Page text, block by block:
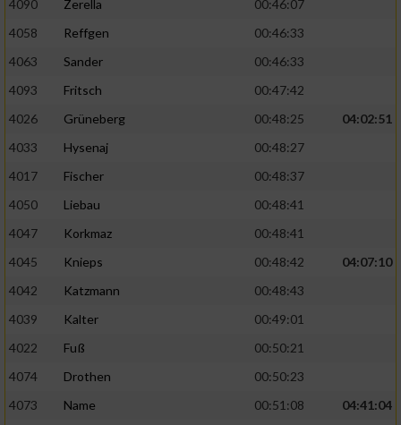
4090 Zerella
00:46:07
4058
Reffgen
00:46:33
4063
Sander
00:46:33
4093
Fritsch
00:47:42
4026
Grüneberg 00:48:25
04:02:51
4033
Hysenaj
00:48:27
4017
Fischer
00:48:37
4050
Liebau
00:48:41
4047
Korkmaz
00:48:41
4045
Knieps 00:48:42
04:07:10
4042
Katzmann
00:48:43
4039
Kalter
00:49:01
4022
Fuß
00:50:21
4074
Drothen
00:50:23
4073
Name 00:51:08
04:41:04